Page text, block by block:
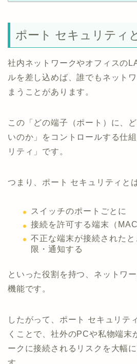
ポート セキュリティ
社内ネットワークやオフィスの
ルを差し込めば、誰でもネット
まうことがあります。
この「どの端子（ポート）に、
いのか」をコントロールする仕
リティ」です。
つまり、ポート セキュリティとは
スイッチのポートごとに
接続を許可する端末（
不正な端末が接続された
限・通知する
といった役割を持つ、ネットワ
機能です。
したがって、ポート セキュリテ
くことで、社外のPCや私物端末
ークに接続されるリスクを大幅